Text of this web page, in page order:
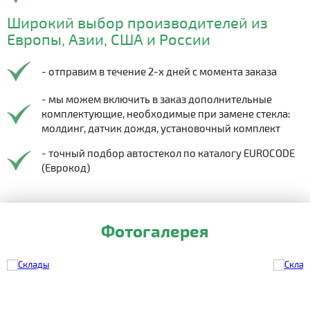
Широкий выбор производителей из
Европы, Азии, США и России
- отправим в течение 2-х дней с момента заказа
- мы можем включить в заказ дополнительные
комплектующие, необходимые при замене стекла:
молдинг, датчик дождя, установочный комплект
- точный подбор автостекол по каталогу EUROCODE
(Еврокод)
Фотогалерея